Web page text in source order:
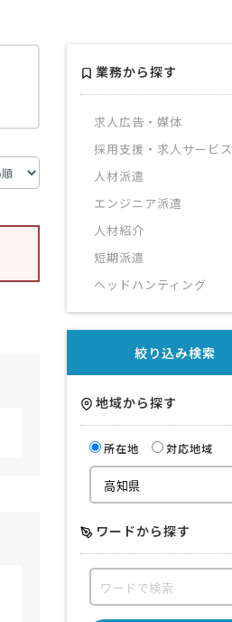
業務から探す
求人広告・媒体
採用支援・求人サービス
人材派遣
エンジニア派遣
人材紹介
短期派遣
ヘッドハンティング
絞り込み検索
地域から探す
所在地 対応地域
ワードから探す